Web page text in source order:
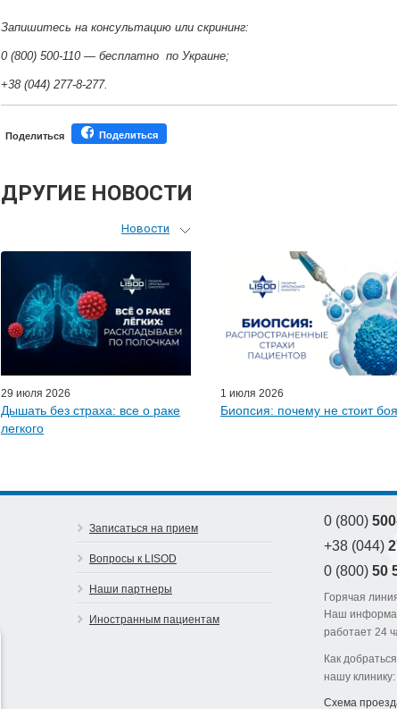
Запишитесь на консультацию или скрининг:
0 (800) 500-110 — бесплатно по Украине;
+38 (044) 277-8-277.
Поделиться Поделиться
ДРУГИЕ НОВОСТИ
Новости
Персональный гид
Мастер-классы для врачей
Почетные гости
Эфиры LISOD-онлайн
Наши партнеры
29 июля 2026
Дышать без страха: все о раке
легкого
1 июля 2026
Биопсия: почему не стоит
Записаться на прием
Вопросы к LISOD
Наши партнеры
Иностранным пациентам
0 (800)
+38 (044)
0 (800) 50
Горячая
Наш
работает 24
Как
нашу клинику:
Схема